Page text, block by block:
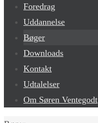
Foredrag
Uddannelse
Bøger
Downloads
Kontakt
Udtalelser
Om Søren Ventegodt